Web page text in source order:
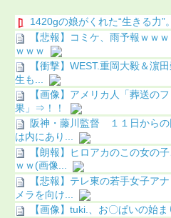
1420gの娘がくれた“生きる力”。
【悲報】コミケ、雨予報ｗｗ
ｗｗｗ
【衝撃】WEST.重岡大毅＆濵
生も...
【画像】アメリカ人「葬送の
果」⇒！！
阪神・藤川監督 １１日から
は内にあり...
【朗報】ヒロアカのこの女の
ｗｗ(画像...
【悲報】テレ東の若手女子ア
メラを向け...
【画像】tuki.、お〇ぱいの始ま